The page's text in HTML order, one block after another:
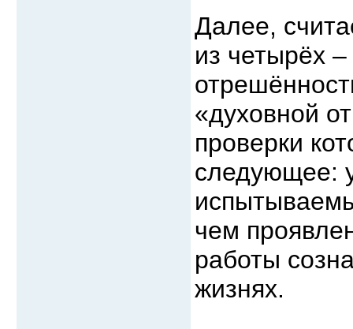
Далее,
из четырёх
«духовной
проверки
следующее:
чем
работы
жизнях.